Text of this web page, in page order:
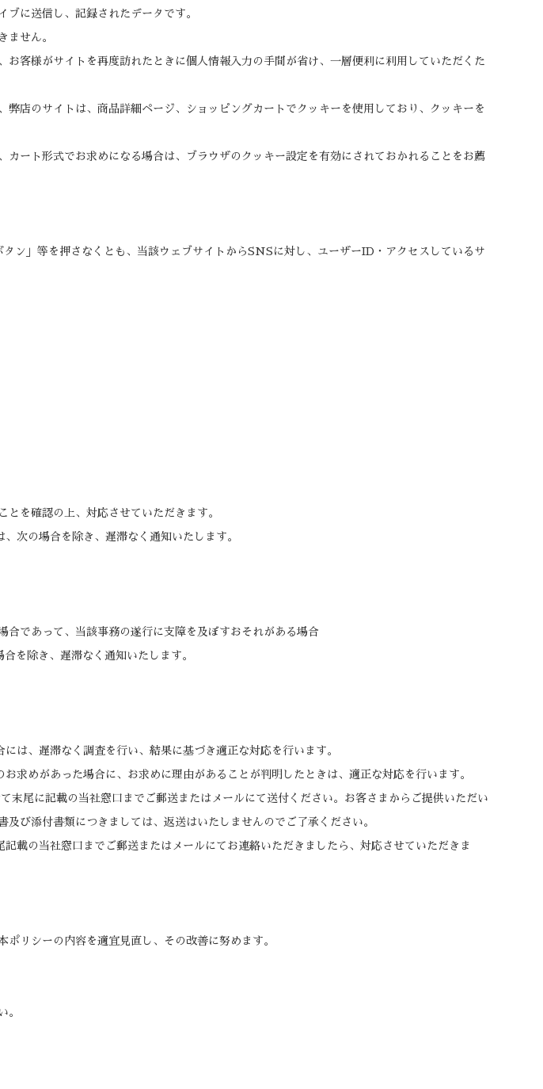
に送信し、記録されたデータです。
ません。
客様がサイトを再度訪れたときに個人情報入力の手間が省け、一層便利に利用していただくた
店のサイトは、商品詳細ページ、ショッピングカートでクッキーを使用しており、クッキーを
ート形式でお求めになる場合は、ブラウザのクッキー設定を有効にされておかれることをお薦
ン」等を押さなくとも、当該ウェブサイトからSNSに対し、ユーザーID・アクセスしているサ
を確認の上、対応させていただきます。
次の場合を除き、遅滞なく通知いたします。
合であって、当該事務の遂行に支障を及ぼすおそれがある場合
を除き、遅滞なく通知いたします。
、遅滞なく調査を行い、結果に基づき適正な対応を行います。
めがあった場合に、お求めに理由があることが判明したときは、適正な対応を行います。
尾に記載の当社窓口までご郵送またはメールにて送付ください。お客さまからご提供いただい
び添付書類につきましては、返送はいたしませんのでご了承ください。
の当社窓口までご郵送またはメールにてお連絡いただきましたら、対応させていただきま
リシーの内容を適宜見直し、その改善に努めます。
。